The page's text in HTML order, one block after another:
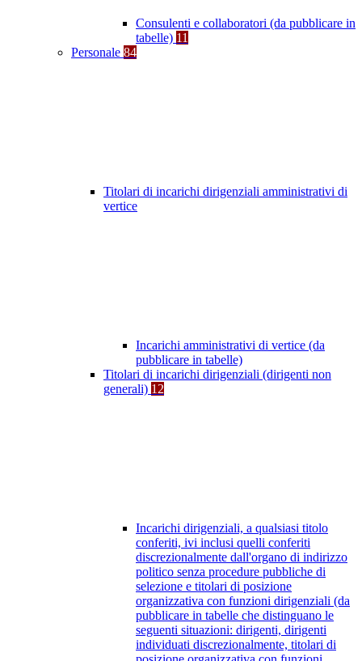
Consulenti e collaboratori (da pubblicare in
tabelle) 11
Personale 84
Titolari di incarichi dirigenziali amministrativi di
vertice
Incarichi amministrativi di vertice (da
pubblicare in tabelle)
Titolari di incarichi dirigenziali (dirigenti non
generali) 12
Incarichi dirigenziali, a qualsiasi titolo
conferiti, ivi inclusi quelli conferiti
discrezionalmente dall'organo di indirizzo
politico senza procedure pubbliche di
selezione e titolari di posizione
organizzativa con funzioni dirigenziali (da
pubblicare in tabelle che distinguano le
seguenti situazioni: dirigenti, dirigenti
individuati discrezionalmente, titolari di